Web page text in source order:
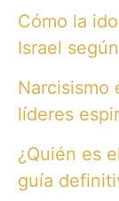
Cómo la
Israel
Narcisismo
líderes
¿Quién es
guía